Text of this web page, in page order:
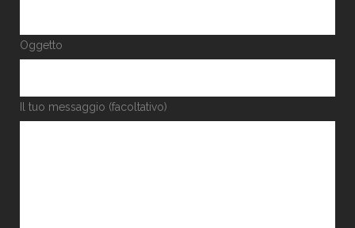
Oggetto
Il tuo messaggio (facoltativo)